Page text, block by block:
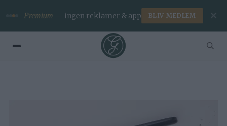
Premium — ingen reklamer & app BLIV MEDLEM ✕